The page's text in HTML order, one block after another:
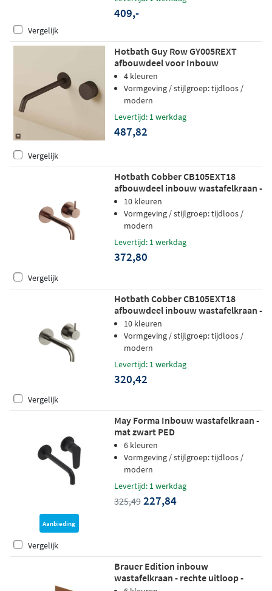
409,-
Vergelijk
Hotbath Guy Row GY005REXT
afbouwdeel voor Inbouw
wastafelkraan 25cm - Tuscan bronze
4 kleuren
Vormgeving / stijlgroep: tijdloos /
modern
Levertijd: 1 werkdag
487,82
Vergelijk
Hotbath Cobber CB105EXT18
afbouwdeel inbouw wastafelkraan -
18cm uitloop - geborsteld koper pvd
10 kleuren
Vormgeving / stijlgroep: tijdloos /
modern
Levertijd: 1 werkdag
372,80
Vergelijk
Hotbath Cobber CB105EXT18
afbouwdeel inbouw wastafelkraan -
18cm uitloop - geborsteld nikkel
10 kleuren
Vormgeving / stijlgroep: tijdloos /
modern
Levertijd: 1 werkdag
320,42
Vergelijk
Aanbieding
May Forma Inbouw wastafelkraan -
mat zwart PED
6 kleuren
Vormgeving / stijlgroep: tijdloos /
modern
Levertijd: 1 werkdag
325,49 227,84
Vergelijk
Brauer Edition inbouw
wastafelkraan - rechte uitloop -